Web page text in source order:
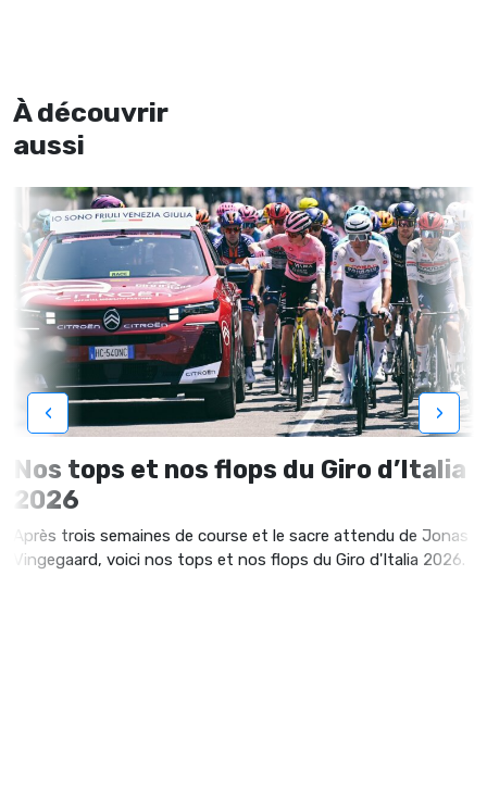
À découvrir
aussi
Nos tops et nos flops du Giro d’Italia
2026
Après trois semaines de course et le sacre attendu de Jonas
Vingegaard, voici nos tops et nos flops du Giro d'Italia 2026.
‹ ›